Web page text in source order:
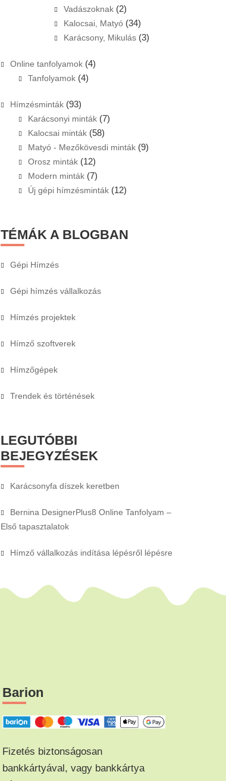
Vadászoknak (2)
Kalocsai, Matyó (34)
Karácsony, Mikulás (3)
Online tanfolyamok (4)
Tanfolyamok (4)
Hímzésminták (93)
Karácsonyi minták (7)
Kalocsai minták (58)
Matyó - Mezőkövesdi minták (9)
Orosz minták (12)
Modern minták (7)
Új gépi hímzésminták (12)
TÉMÁK A BLOGBAN
Gépi Hímzés
Gépi hímzés vállalkozás
Hímzés projektek
Hímző szoftverek
Hímzőgépek
Trendek és történések
LEGUTÓBBI
BEJEGYZÉSEK
Karácsonyfa díszek keretben
Bernina DesignerPlus8 Online Tanfolyam –
Első tapasztalatok
Hímző vállalkozás indítása lépésről lépésre
Barion
Fizetés biztonságosan
bankkártyával, vagy bankkártya